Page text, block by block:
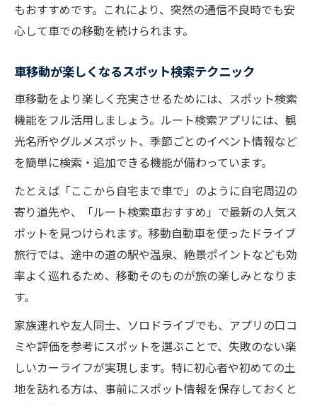
もおすすめです。これにより、突然の通信不良時でも安
心して車での移動を続けられます。
車移動が楽しくなるスポット検索テクニック
車移動をより楽しく充実させるためには、スポット検索
機能をフル活用しましょう。ルート検索アプリには、観
光名所やグルメスポット、季節ごとのイベント情報など
を簡単に検索・追加できる機能が備わっています。
たとえば「ここから自宅まで車で」のように自宅周辺の
寄り道先や、「ルート検索車おすすめ」で最新の人気ス
ポットを見つけられます。移動自動車を使ったドライブ
旅行では、途中の道の駅や温泉、絶景ポイントなども効
率よく巡れるため、移動そのものが旅の楽しみとなりま
す。
家族連れや友人同士、ソロドライブでも、アプリの口コ
ミや評価を参考にスポットを選ぶことで、失敗のない楽
しいカーライフが実現します。特に初心者や初めての土
地を訪れる方は、事前にスポット情報を保存しておくと